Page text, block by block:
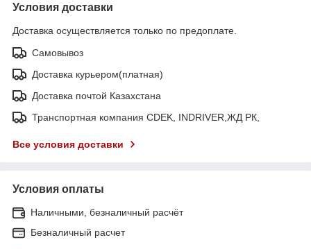
Условия доставки
Доставка осуществляется только по предоплате.
Самовывоз
Доставка курьером(платная)
Доставка почтой Казахстана
Транспортная компания CDEK, INDRIVER,ЖД РК,
Все условия доставки
Условия оплаты
Наличными, безналичный расчёт
Безналичный расчет